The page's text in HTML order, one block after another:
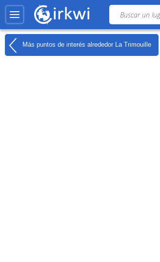
Más puntos de interés alrededor La Trimouille